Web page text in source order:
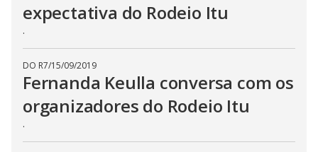
expectativa do Rodeio Itu
.
DO R7/15/09/2019
Fernanda Keulla conversa com os
organizadores do Rodeio Itu
.